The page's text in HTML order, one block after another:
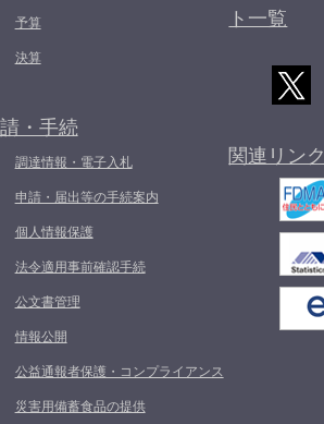
予算
決算
・手続
調達情報・電子入札
申請・届出等の手続案内
個人情報保護
法令適用事前確認手続
公文書管理
情報公開
公益通報者保護・コンプライアンス
災害用備蓄食品の提供
ト一覧
関連リンク